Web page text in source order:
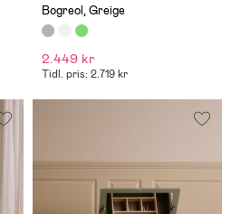
Bogreol, Greige
2.449 kr
Tidl. pris: 2.719 kr